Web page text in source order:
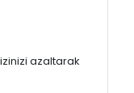
azaltarak